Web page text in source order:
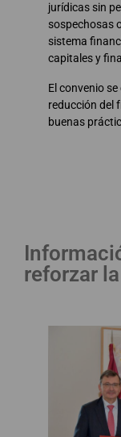
jurídicas sin
sospechosas
sistema
capitales y
El convenio
reducción del
buenas
reforzar